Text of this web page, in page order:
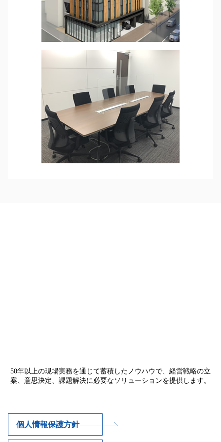
50年以上の現場実務を通じて蓄積したノウハウで、経営戦略の立
案、意思決定、課題解決に必要なソリューションを提供します。
個人情報保護方針